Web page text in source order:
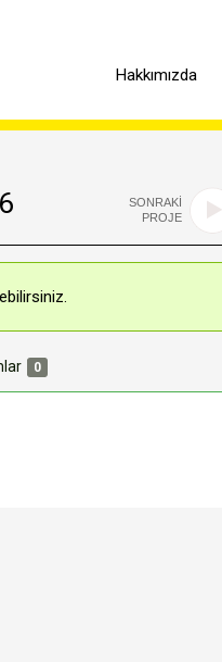
Hakkımızda
SONRAKİ
PROJE
0